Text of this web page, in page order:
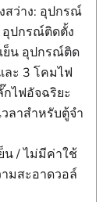
สว่าง: อุปกรณ์
อุปกรณ์ติดตั้ง
ย็น อุปกรณ์ติด
ละ 3 โคมไฟ
ไฟอัจฉริยะ
ลาสําหรับตู้จํา
น / ไม่มีค่าใช้
มสะอาดวอล์